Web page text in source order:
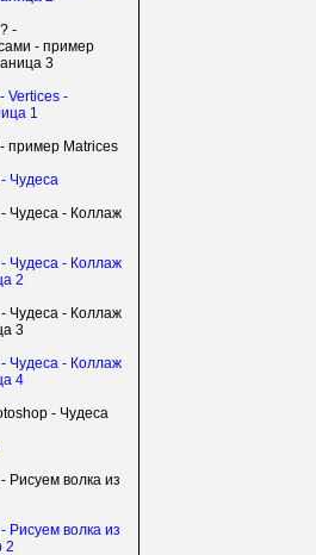
-
- пример
3
Vertices -
1
- пример Matrices
Чудеса
Чудеса - Коллаж
Чудеса - Коллаж
2
Чудеса - Коллаж
3
Чудеса - Коллаж
4
- Чудеса
Рисуем волка из
Рисуем волка из
2